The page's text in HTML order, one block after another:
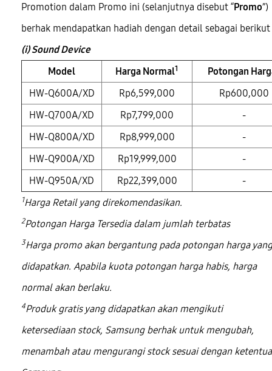
Promotion dalam Promo ini (selanjutnya disebut “Promo”)
berhak mendapatkan hadiah dengan detail sebagai berikut
(i) Sound Device
Model
Harga Normal1
Potongan
HW-Q600A/XD
Rp6,599,000
Rp600,000
HW-Q700A/XD
Rp7,799,000
-
HW-Q800A/XD
Rp8,999,000
-
HW-Q900A/XD
Rp19,999,000
-
HW-Q950A/XD
Rp22,399,000 -
1Harga Retail yang direkomendasikan.
2Potongan Harga Tersedia dalam jumlah terbatas
3Harga promo akan bergantung pada potongan harga yang
didapatkan. Apabila kuota potongan harga habis, harga
normal akan berlaku.
4Produk gratis yang didapatkan akan mengikuti
ketersediaan stock, Samsung berhak untuk mengubah,
menambah atau mengurangi stock sesuai dengan